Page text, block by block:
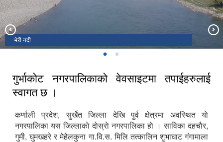
भेरी नदी
दह ताल
गुर्भाकोट नगरपालिकाको वेवसाइटमा तपाईहरुलाई
स्वागत छ ।
कर्णाली प्रदेश, सुर्खेत जिल्ला देखि पुर्व क्षेत्रमा अवस्थित याे
नगरपालिका यस जिल्लाकाे दाेस्राे नगरपालिका हाे । साविका दहचाैर,
गुमी, घुमखहरे र मेहेलकुना गा.वि.स. मिलि तत्कालिन शुभाघाट ग‌ंगामाला